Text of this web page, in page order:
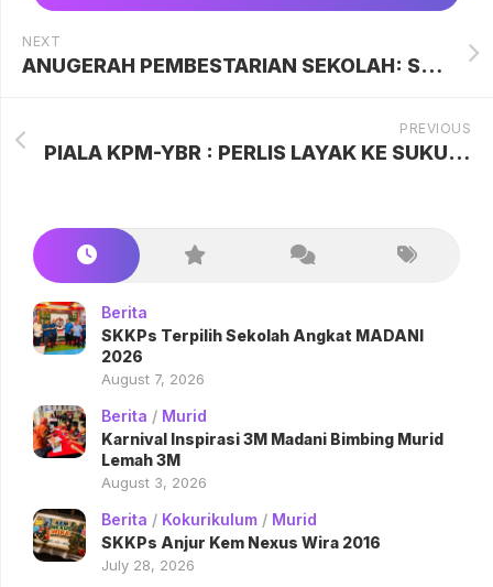
NEXT
ANUGERAH PEMBESTARIAN SEKOLAH: SKKPs RAIH DUA ANUGERAH
PREVIOUS
PIALA KPM-YBR : PERLIS LAYAK KE SUKU AKHIR
Berita
SKKPs Terpilih Sekolah Angkat MADANI
2026
August 7, 2026
Berita / Murid
Karnival Inspirasi 3M Madani Bimbing Murid
Lemah 3M
August 3, 2026
Berita / Kokurikulum / Murid
SKKPs Anjur Kem Nexus Wira 2016
July 28, 2026